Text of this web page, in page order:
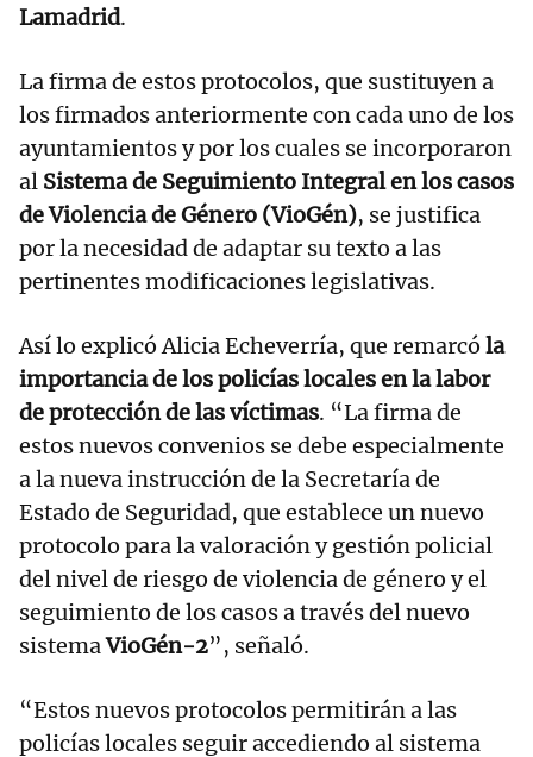
Lamadrid.
La firma de estos protocolos, que sustituyen a
los firmados anteriormente con cada uno de los
ayuntamientos y por los cuales se incorporaron
al Sistema de Seguimiento Integral en los casos
de Violencia de Género (VioGén), se justifica
por la necesidad de adaptar su texto a las
pertinentes modificaciones legislativas.
Así lo explicó Alicia Echeverría, que remarcó la
importancia de los policías locales en la labor
de protección de las víctimas. “La firma de
estos nuevos convenios se debe especialmente
a la nueva instrucción de la Secretaría de
Estado de Seguridad, que establece un nuevo
protocolo para la valoración y gestión policial
del nivel de riesgo de violencia de género y el
seguimiento de los casos a través del nuevo
sistemaVioGén-2”, señaló.
“Estos nuevos protocolos permitirán a las
policías locales seguir accediendo al sistema